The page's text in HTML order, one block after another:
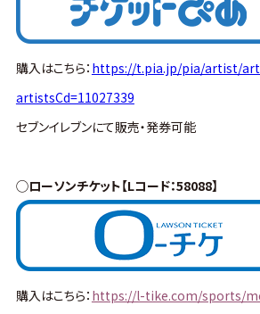
購入はこちら： https://t.pia.jp/pia/artist/
artistsCd=11027339
セブンイレブンにて販売・発券可能
◯ローソンチケット【Lコード：58088】
購入はこちら： https://l-tike.com/sports/